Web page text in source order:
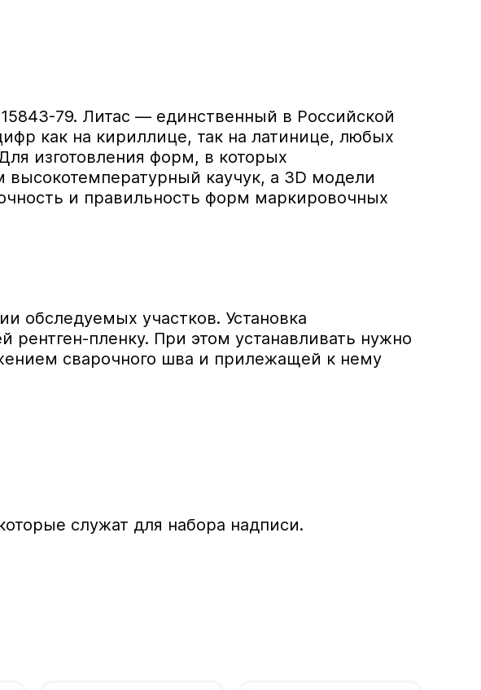
79. Литас — единственный в Российской
как на кириллице, так на латинице, любых
изготовления форм, в которых
каучук, а 3D модели
и правильность форм маркировочных
обследуемых участков. Установка
рентген-пленку. При этом устанавливать нужно
сварочного шва и прилежащей к нему
служат для набора надписи.